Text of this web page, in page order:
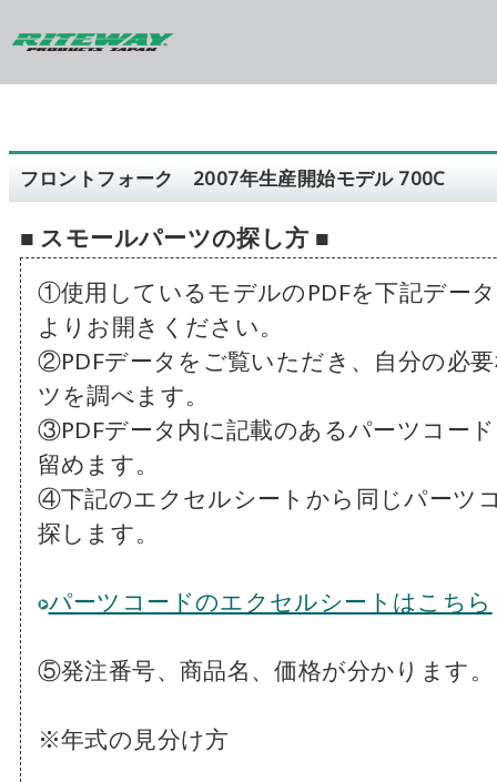
フロントフォーク 2007年生産開始モデル 700C
■ スモールパーツの探し方 ■
①使用しているモデルのPDFを下記デー
よりお開きください。
②PDFデータをご覧いただき、自分の必
ツを調べます。
③PDFデータ内に記載のあるパーツコー
留めます。
④下記のエクセルシートから同じパーツ
探します。
パーツコードのエクセルシートはこちら
⑤発注番号、商品名、価格が分かります。
※年式の見分け方